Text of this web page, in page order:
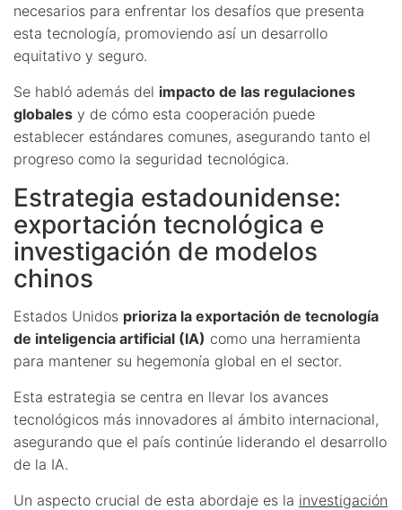
necesarios para enfrentar los desafíos que presenta
esta tecnología, promoviendo así un desarrollo
equitativo y seguro.
Se habló además del impacto de las regulaciones
globales y de cómo esta cooperación puede
establecer estándares comunes, asegurando tanto el
progreso como la seguridad tecnológica.
Estrategia estadounidense:
exportación tecnológica e
investigación de modelos
chinos
Estados Unidos prioriza la exportación de tecnología
de inteligencia artificial (IA) como una herramienta
para mantener su hegemonía global en el sector.
Esta estrategia se centra en llevar los avances
tecnológicos más innovadores al ámbito internacional,
asegurando que el país continúe liderando el desarrollo
de la IA.
Un aspecto crucial de esta abordaje es la investigación